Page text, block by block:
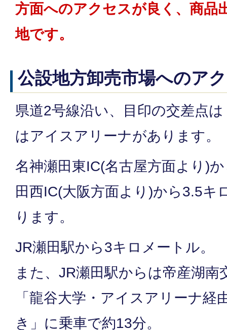
方面へのアクセスが良く、商品
地です。
公設地方卸売市場へのア
県道2号線沿い、目印の交差点
はアイスアリーナがあります。
名神瀬田東IC(名古屋方面より)
田西IC(大阪方面より)から3.5キ
ります。
JR瀬田駅から3キロメートル。
また、JR瀬田駅からは帝産湖南
「龍谷大学・アイスアリーナ
き」に乗車で約13分。